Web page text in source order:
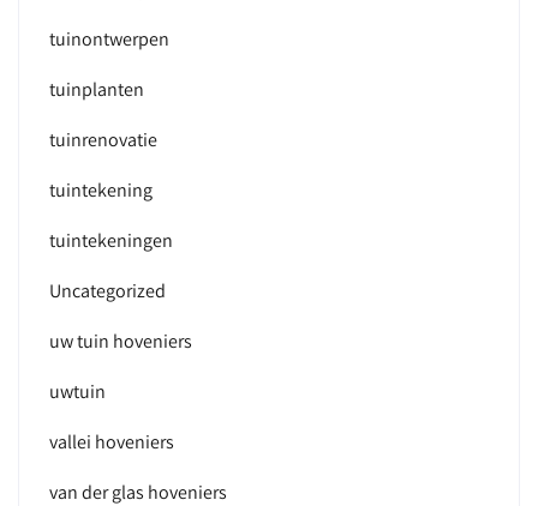
tuinontwerpen
tuinplanten
tuinrenovatie
tuintekening
tuintekeningen
Uncategorized
uw tuin hoveniers
uwtuin
vallei hoveniers
van der glas hoveniers